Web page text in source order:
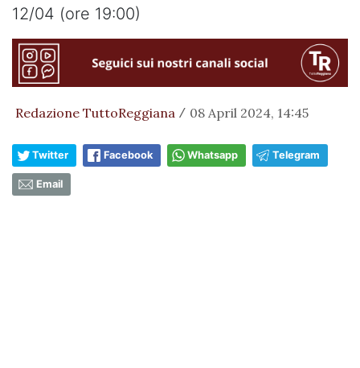
12/04 (ore 19:00)
Redazione TuttoReggiana / 08 April 2024, 14:45
Twitter Facebook Whatsapp Telegram
Email